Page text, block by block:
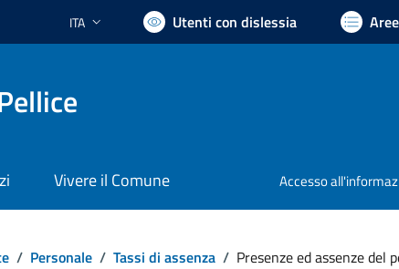
Lingua attiva:
ITA Utenti con dislessia
Vivere il Comune Accesso
/ Personale / Tassi di assenza / Presenze ed assenze del